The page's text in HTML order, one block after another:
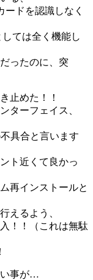
ードを認識しなく
ては全く機能し
ったのに、突
止めた！！
ターフェイス、
具合と言います
ト近くて良かっ
再インストールと
えるよう、
！！（これは無駄
い事が…